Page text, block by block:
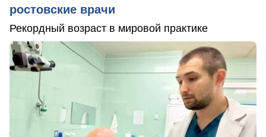
ростовские врачи
Рекордный возраст в мировой практике